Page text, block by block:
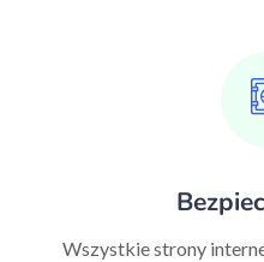
Wszystkie strony